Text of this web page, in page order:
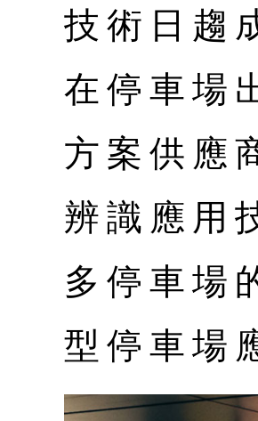
技術日趨
在停車場
方案供應
辨識應用
多停車場
型停車場